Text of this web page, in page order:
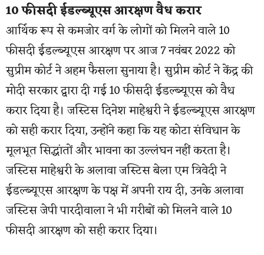
10 फीसदी ईडल्ब्यूएस आरक्षण वैध करार
आर्थिक रूप से कमजोर वर्ग के लोगों को मिलने वाले 10
फीसदी ईडल्ब्यूएस आरक्षण पर आज 7 नवंबर 2022 को
सुप्रीम कोर्ट ने अहम फैसला सुनाया है। सुप्रीम कोर्ट ने केंद्र की
मोदी सरकार द्वारा दी गई 10 फीसदी ईडल्ब्यूएस को वैध
करार दिया है। जस्टिस दिनेश माहेश्वरी ने ईडल्ब्यूएस आरक्षण
को सही करार दिया, उन्होंने कहा कि यह कोटा संविधान के
मूलभूत सिद्धांतों और भावना का उल्लंघन नहीं करता है।
जस्टिस माहेश्वरी के अलावा जस्टिस बेला एम त्रिवेदी ने
ईडल्ब्यूएस आरक्षण के पक्ष में अपनी राय दी, उनके अलावा
जस्टिस जेपी पारदीवाला ने भी गरीबों को मिलने वाले 10
फीसदी आरक्षण को सही करार दिया।